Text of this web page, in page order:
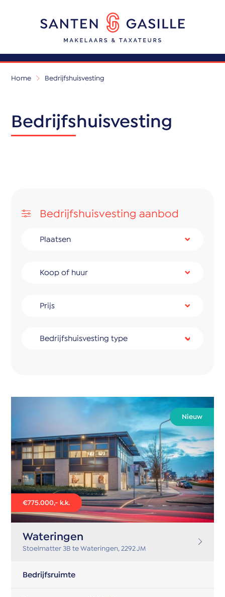
Home Bedrijfshuisvesting
Bedrijfshuisvesting
Bedrijfshuisvesting aanbod
Plaatsen
Koop of huur
Prijs
Bedrijfshuisvesting type
Nieuw
€775.000,- k.k.
Wateringen
Stoelmatter 3B te Wateringen, 2292 JM
Bedrijfsruimte